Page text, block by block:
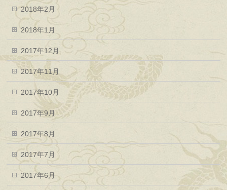
2018年2月
2018年1月
2017年12月
2017年11月
2017年10月
2017年9月
2017年8月
2017年7月
2017年6月